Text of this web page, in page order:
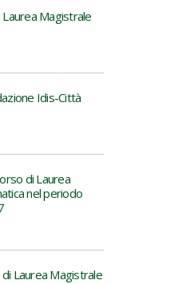
Magistrale
Idis-Città
di Laurea
nel periodo
Laurea Magistrale